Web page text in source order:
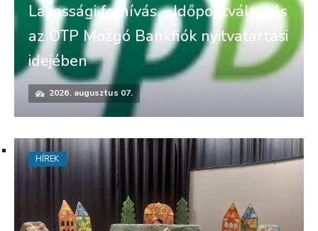
Lakossági felhívás – Időpontváltozás
az OTP Mozgó Bankfiók nyitvatartási
idejében
2026. augusztus 07.
HÍREK